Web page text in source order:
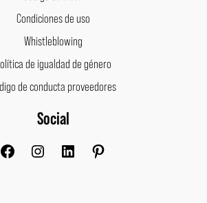
Condiciones de uso
Whistleblowing
de igualdad de género
de conducta proveedores
Social
FacebookInstagram